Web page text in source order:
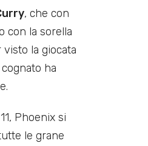
, che con
con la sorella
la giocata
ha
Phoenix si
le grane